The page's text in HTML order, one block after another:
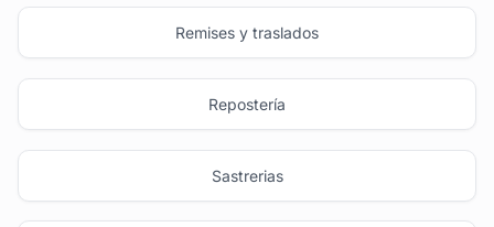
Remises y traslados
Repostería
Sastrerias